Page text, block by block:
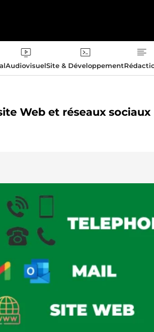
AudiovisuelSite & Développement
Web et réseaux sociaux